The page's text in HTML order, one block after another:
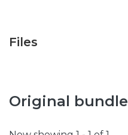
Files
Original bundle